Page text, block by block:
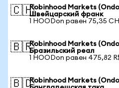
🇨🇭Robinhood Markets
Швейцарский франк
1 HOODon равен 75,35
🇧🇷Robinhood Markets
Бразильский реал
1 HOODon равен 475,82
🇧🇩Robinhood Markets